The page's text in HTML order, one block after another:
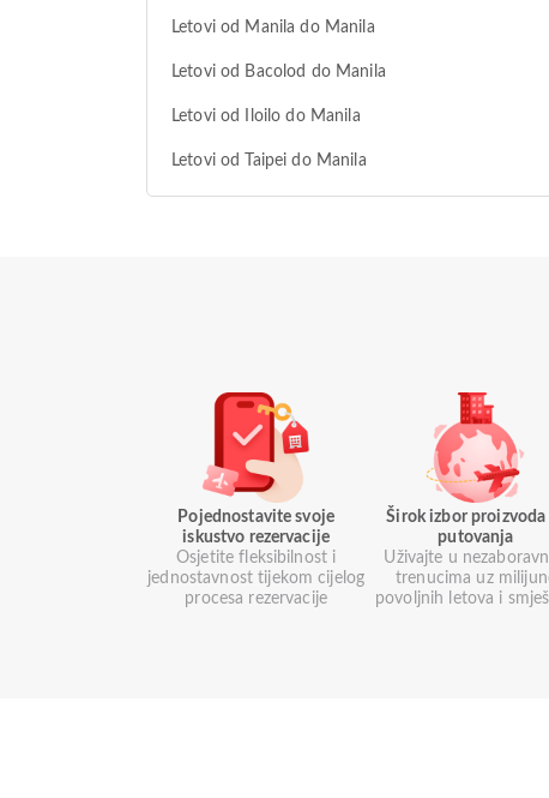
Letovi od Manila do Manila
Letovi od Bacolod do Manila
Letovi od Iloilo do Manila
Letovi od Taipei do Manila
Pojednostavite svoje
iskustvo rezervacije
Osjetite fleksibilnost i
jednostavnost tijekom cijelog
procesa rezervacije
Širok izbor proizvoda
putovanja
Uživajte u
trenucima uz
povoljnih letova i